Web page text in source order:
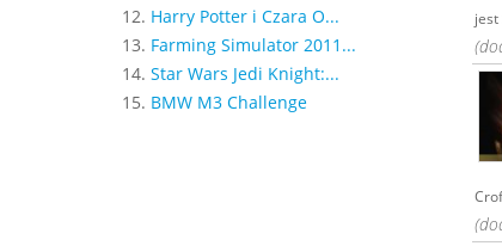
12. Harry Potter i Czara O...
13. Farming Simulator 2011...
14. Star Wars Jedi Knight:...
15. BMW M3 Challenge
jest